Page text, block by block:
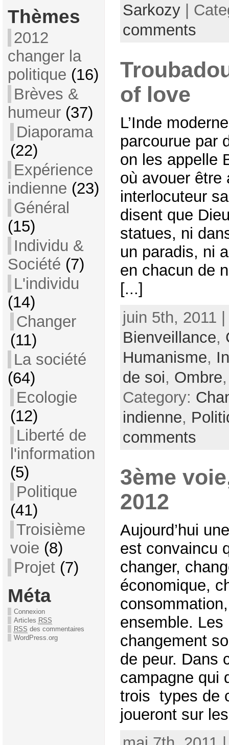
Thèmes
2012
changer la
politique (16)
Brèves &
humeur(37)
Diaporama
(22)
Expérience
indienne (23)
Général
(15)
Individu &
Société (7)
L'individu
(14)
Changer
(11)
La société
(64)
Ecologie
(12)
Liberté de
l'information
(5)
Politique
(41)
Troisième
voie (8)
Projet(7)
Méta
Connexion
Articles RSS
RSS des commentaires
WordPress.org
Sarkozy|
comments
of love
L’Inde
parcourue par
on les appelle
où avouer être
interlocuteur
disent que
statues, ni
un paradis, ni
en chacun de
[...]
juin 5th, 2011
Bienveillance,
Humanisme,
de soi, Ombre
Category:
indienne,
comments
3ème
2012
Aujourd’hui
est convaincu
changer,
économique,
ensemble. Les
changement
de peur. Dans
campagne qui
trois types de
joueront sur